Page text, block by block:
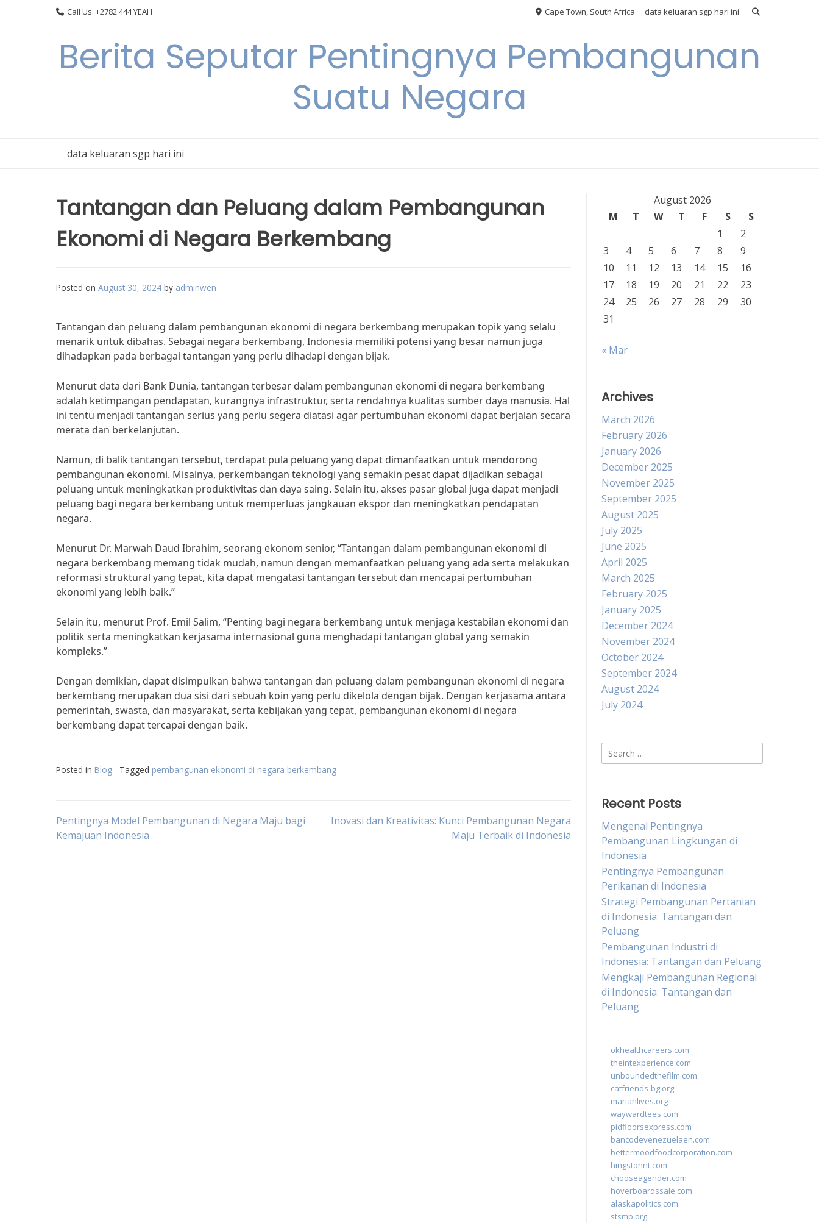
Call Us: +2782 444 YEAH Cape Town, South Africa data keluaran sgp hari ini
Berita Seputar Pentingnya Pembangunan
Suatu Negara
data keluaran sgp hari ini
Tantangan dan Peluang dalam Pembangunan
Ekonomi di Negara Berkembang
Posted on August 30, 2024 by adminwen
Tantangan dan peluang dalam pembangunan ekonomi di negara berkembang merupakan topik yang selalu
menarik untuk dibahas. Sebagai negara berkembang, Indonesia memiliki potensi yang besar namun juga
dihadapkan pada berbagai tantangan yang perlu dihadapi dengan bijak.
Menurut data dari Bank Dunia, tantangan terbesar dalam pembangunan ekonomi di negara berkembang
adalah ketimpangan pendapatan, kurangnya infrastruktur, serta rendahnya kualitas sumber daya manusia. Hal
ini tentu menjadi tantangan serius yang perlu segera diatasi agar pertumbuhan ekonomi dapat berjalan secara
merata dan berkelanjutan.
Namun, di balik tantangan tersebut, terdapat pula peluang yang dapat dimanfaatkan untuk mendorong
pembangunan ekonomi. Misalnya, perkembangan teknologi yang semakin pesat dapat dijadikan sebagai
peluang untuk meningkatkan produktivitas dan daya saing. Selain itu, akses pasar global juga dapat menjadi
peluang bagi negara berkembang untuk memperluas jangkauan ekspor dan meningkatkan pendapatan
negara.
Menurut Dr. Marwah Daud Ibrahim, seorang ekonom senior, “Tantangan dalam pembangunan ekonomi di
negara berkembang memang tidak mudah, namun dengan memanfaatkan peluang yang ada serta melakukan
reformasi struktural yang tepat, kita dapat mengatasi tantangan tersebut dan mencapai pertumbuhan
ekonomi yang lebih baik.”
Selain itu, menurut Prof. Emil Salim, “Penting bagi negara berkembang untuk menjaga kestabilan ekonomi dan
politik serta meningkatkan kerjasama internasional guna menghadapi tantangan global yang semakin
kompleks.”
Dengan demikian, dapat disimpulkan bahwa tantangan dan peluang dalam pembangunan ekonomi di negara
berkembang merupakan dua sisi dari sebuah koin yang perlu dikelola dengan bijak. Dengan kerjasama antara
pemerintah, swasta, dan masyarakat, serta kebijakan yang tepat, pembangunan ekonomi di negara
berkembang dapat tercapai dengan baik.
Posted in Blog Tagged pembangunan ekonomi di negara berkembang
Post
Pentingnya Model Pembangunan di Negara Maju bagi
Kemajuan Indonesia
Inovasi dan Kreativitas: Kunci Pembangunan Negara
Maju Terbaik di Indonesia
August 2026
M
T W T F S
S
1
2
3
4 5 6 7 8
9
10
11 12 13 14 15
16
17
18 19 20 21 22
23
24
25 26 27 28 29
30
31
« Mar
Archives
March 2026
February 2026
January 2026
December 2025
November 2025
September 2025
August 2025
July 2025
June 2025
April 2025
March 2025
February 2025
January 2025
December 2024
November 2024
October 2024
September 2024
August 2024
July 2024
Search
for:
Recent Posts
Mengenal Pentingnya
Pembangunan Lingkungan di
Indonesia
Pentingnya Pembangunan
Perikanan di Indonesia
Strategi Pembangunan Pertanian
di Indonesia: Tantangan dan
Peluang
Pembangunan Industri di
Indonesia: Tantangan dan Peluang
Mengkaji Pembangunan Regional
di Indonesia: Tantangan dan
Peluang
okhealthcareers.com
theintexperience.com
unboundedthefilm.com
catfriends-bg.org
marianlives.org
waywardtees.com
pidfloorsexpress.com
bancodevenezuelaen.com
bettermoodfoodcorporation.com
hingstonnt.com
chooseagender.com
hoverboardssale.com
alaskapolitics.com
stsmp.org